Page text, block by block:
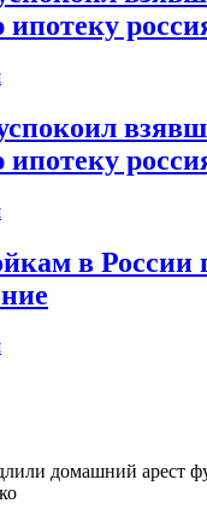
ипотеку
ипотеку
в России
домашний арест